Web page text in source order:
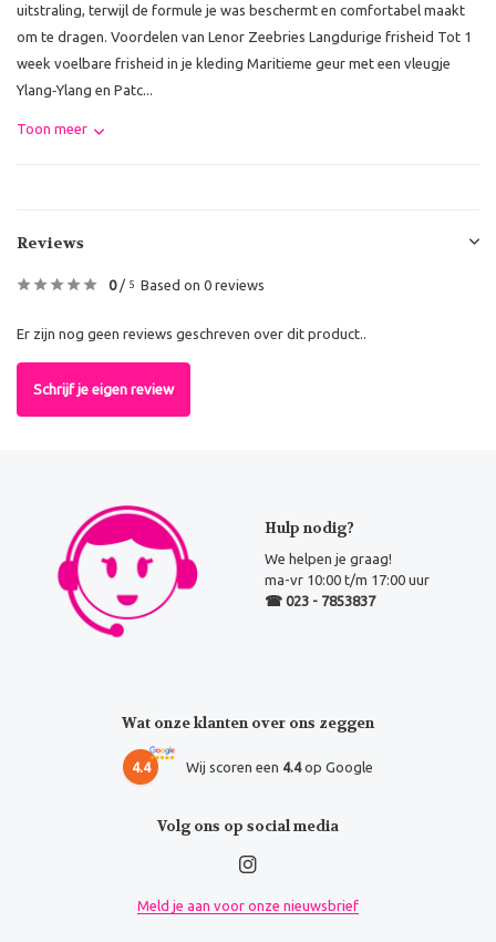
uitstraling, terwijl de formule je was beschermt en comfortabel maakt
om te dragen. Voordelen van Lenor Zeebries Langdurige frisheid Tot 1
week voelbare frisheid in je kleding Maritieme geur met een vleugje
Ylang‑Ylang en Patc...
Toon meer
Reviews
0/ 5 Based on 0 reviews
Er zijn nog geen reviews geschreven over dit product..
Schrijf je eigen review
Hulp nodig?
We helpen je graag!
ma-vr 10:00 t/m 17:00 uur
☎ 023 - 7853837
Wat onze klanten over ons zeggen
4.4 Wij scoren een 4.4op Google
Volg ons op social media
Meld je aan voor onze nieuwsbrief